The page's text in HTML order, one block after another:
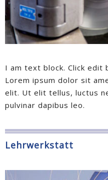
I am text block. Click
Lorem ipsum dolor sit
elit. Ut elit tellus, luctus
pulvinar dapibus leo.
Lehrwerkstatt